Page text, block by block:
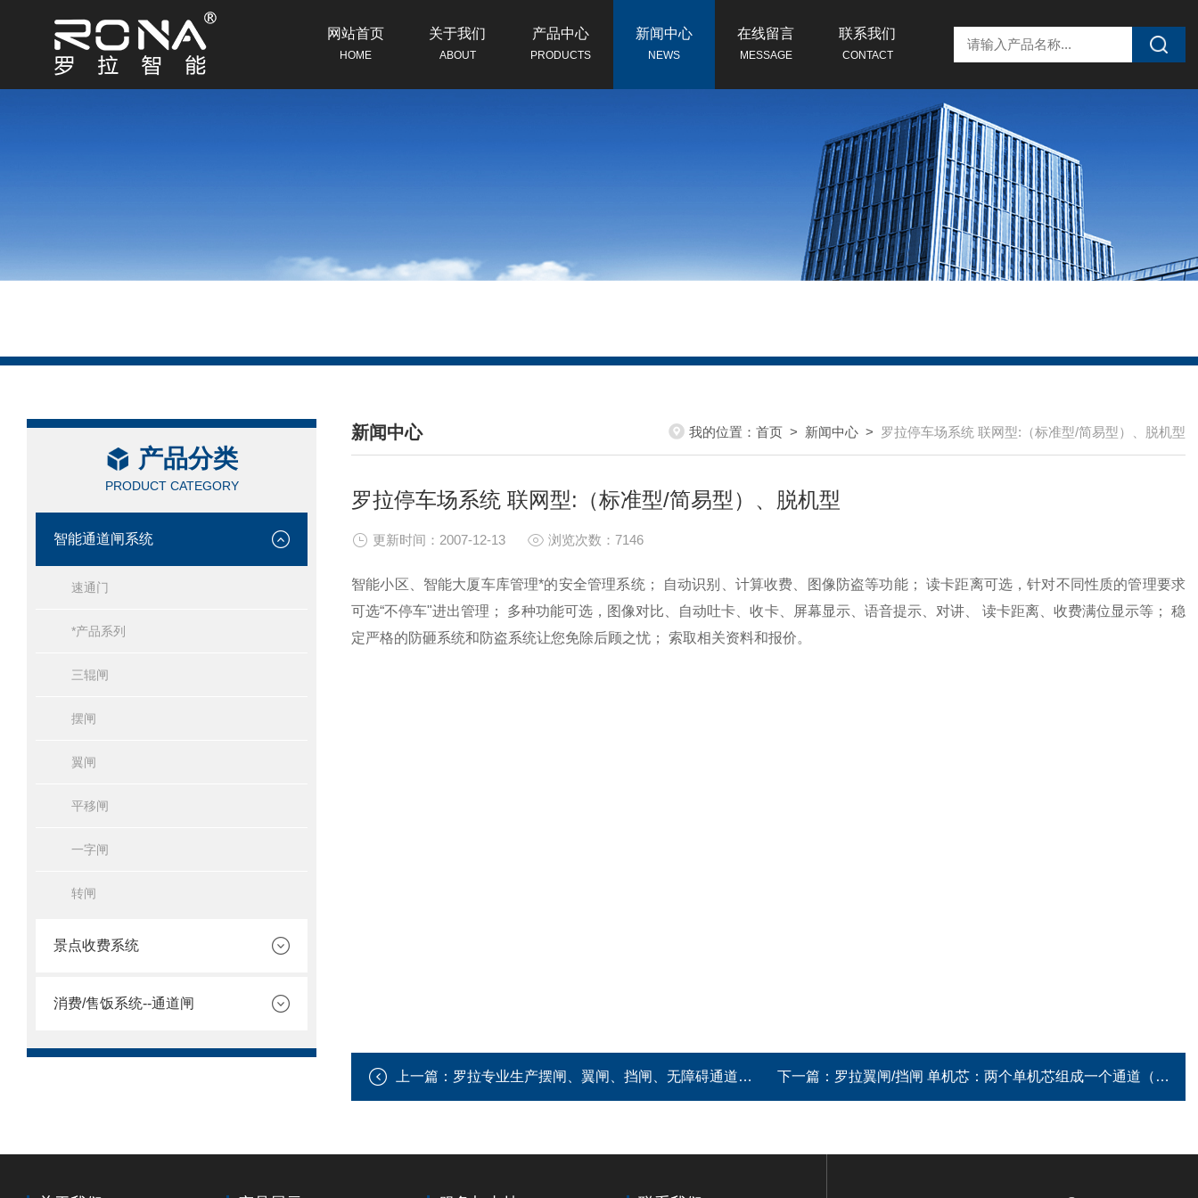
网站首页
HOME
关于我们
ABOUT
产品中心
PRODUCTS
新闻中心
NEWS
在线留言
MESSAGE
联系我们
CONTACT
产品分类
PRODUCT CATEGORY
智能通道闸系统
速通门
*产品系列
三辊闸
摆闸
翼闸
平移闸
一字闸
转闸
景点收费系统
消费/售饭系统--通道闸
新闻中心
/ NEWS CENTER
我的位置： 首页 > 新闻中心 > 罗拉停车场系统 联网型:（标准型/简易型）、脱机型
罗拉停车场系统 联网型:（标准型/简易型）、脱机型
更新时间：2007-12-13 浏览次数：7146
智能小区、智能大厦车库管理*的安全管理系统； 自动识别、计算收费、图像防盗等功能； 读卡距离可选，针对不同性质的管理要求
可选“不停车"进出管理； 多种功能可选，图像对比、自动吐卡、收卡、屏幕显示、语音提示、对讲、 读卡距离、收费满位显示等； 稳
定严格的防砸系统和防盗系统让您免除后顾之忧； 索取相关资料和报价。
上一篇： 罗拉专业生产摆闸、翼闸、挡闸、无障碍通道、三辊闸、通道闸 下一篇： 罗拉翼闸/挡闸 单机芯：两个单机芯组成一个通道（适用于单通道）